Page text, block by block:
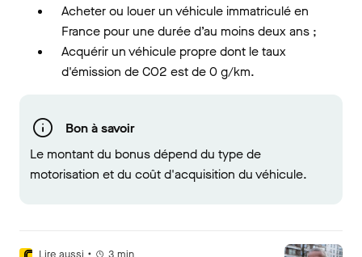
Acheter ou louer un véhicule immatriculé en
France pour une durée d’au moins deux ans ;
Acquérir un véhicule propre dont le taux
d'émission de CO2 est de 0 g/km.
Bon à savoir
Le montant du bonus dépend du type de
motorisation et du coût d'acquisition du véhicule.
Lire aussi 3 min